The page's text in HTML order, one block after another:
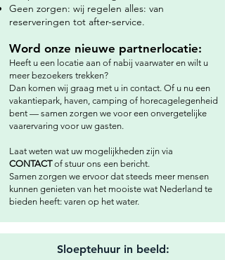
Geen zorgen: wij regelen alles: van
reserveringen tot after-service.
Word onze nieuwe partnerlocatie:
Heeft u een locatie aan of nabij vaarwater en wilt u
meer bezoekers trekken?
Dan komen wij graag met u in contact. Of u nu een
vakantiepark, haven, camping of horecagelegenheid
bent — samen zorgen we voor een onvergetelijke
vaarervaring voor uw gasten.
Laat weten wat uw mogelijkheden zijn via
CONTACTof stuur ons een bericht.
Samen zorgen we ervoor dat steeds meer mensen
kunnen genieten van het mooiste wat Nederland te
bieden heeft: varen op het water.
Sloeptehuur in beeld: